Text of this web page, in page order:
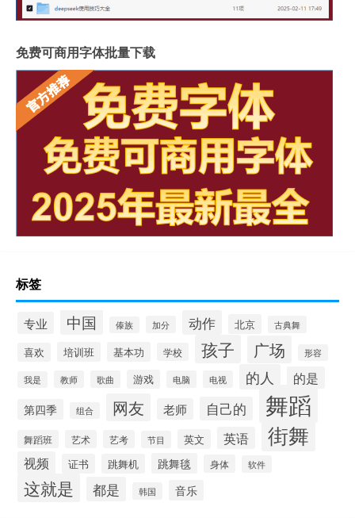
免费可商用字体批量下载
标签
专业 中国 傣族 加分 动作 北京 古典舞
喜欢 培训班 基本功 学校 孩子 广场 形容
我是 教师 歌曲 游戏 电脑 电视 的人 的是
第四季 组合 网友 老师 自己的 舞蹈
舞蹈班 艺术 艺考 节目 英文 英语 街舞
视频 证书 跳舞机 跳舞毯 身体 软件
这就是 都是 韩国 音乐